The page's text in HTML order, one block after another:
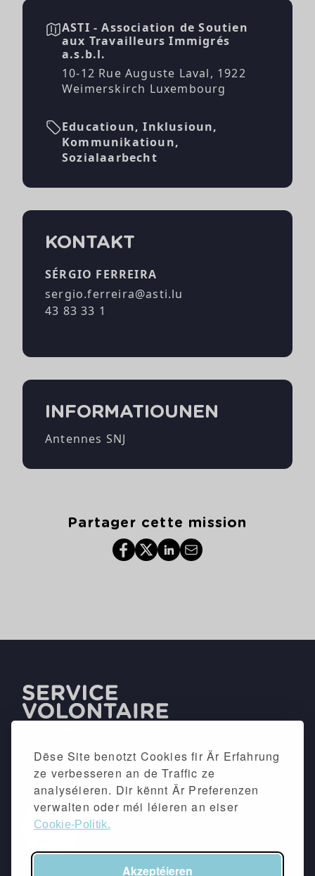
Dëse Site benotzt Cookies fir Är Erfahrung
ze verbesseren an de Traffic ze
analyséieren. Dir kënnt Är Preferenzen
verwalten oder méi léieren an eiser
Cookie-Politik.
Akzeptéieren
ASTI - Association de Soutien
aux Travailleurs Immigrés
a.s.b.l.
10-12 Rue Auguste Laval, 1922
Weimerskirch Luxembourg
Educatioun, Inklusioun,
Kommunikatioun,
Sozialaarbecht
KONTAKT
SÉRGIO FERREIRA
sergio.ferreira@asti.lu
43 83 33 1
INFORMATIOUNEN
Antennes SNJ
Partager cette mission